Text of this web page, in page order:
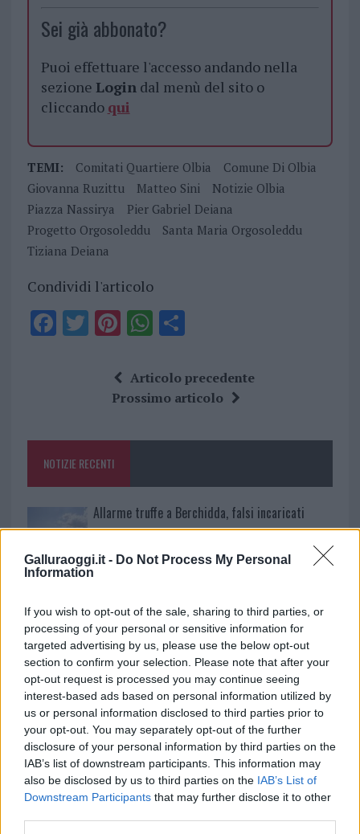
Galluraoggi.it - Do Not Process My Personal
Information
If you wish to opt-out of the sale, sharing to third parties, or
processing of your personal or sensitive information for
targeted advertising by us, please use the below opt-out
section to confirm your selection. Please note that after your
opt-out request is processed you may continue seeing
interest-based ads based on personal information utilized by
us or personal information disclosed to third parties prior to
your opt-out. You may separately opt-out of the further
disclosure of your personal information by third parties on the
IAB’s list of downstream participants. This information may
also be disclosed by us to third parties on the IAB’s List of
Downstream Participants that may further disclose it to other
Sei già abbonato?
Puoi effettuare l'accesso andando nella
sezione Logindal menù del sito o
cliccando qui
TEMI: Comitati Quartiere Olbia
Comune Di Olbia
Giovanna Ruzittu
Matteo Sini
Notizie Olbia
Piazza Nassirya
Pier Gabriel Deiana
Progetto Orgosoleddu
Santa Maria Orgosoleddu
Tiziana Deiana
Condividi l'articolo
F
o
k
T Pi
te
re
W
at
s
p
S
a
re
Articolo precedente
Prossimo articolo
NOTIZIE RECENTI
Allarme truffe a Berchidda, falsi incaricati
bussano alle porte
Notre-Dame de Paris conquista Olbia, la prima
Strada Sassari-Olbia, incidente all’alba: ferito il
conducente
Eventi in Gallura, da Jovanotti alla zuppa
gallurese: gli appuntamenti da non perdere
Lettini e arredi abusivi sulla spiaggia libera,
sequestri a Olbia e Arzachena